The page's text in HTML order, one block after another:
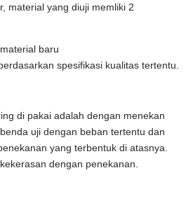
material yang diuji memliki 2
baru
spesifikasi kualitas tertentu.
di pakai adalah dengan menekan
uji dengan beban tertentu dan
yang terbentuk di atasnya.
dengan penekanan.